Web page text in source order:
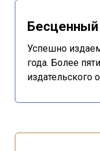
Успешно
года. Более
издательского